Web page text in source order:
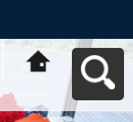
動応援ｻｲﾄ はち
コミねっとへ戻
る